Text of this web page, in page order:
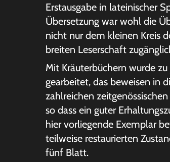
Erstausgabe in lateinischer
Übersetzung war wohl die
nicht nur dem kleinen Kreis
breiten Leserschaft
Mit Kräuterbüchern wurde
gearbeitet, das beweisen in
zahlreichen
so dass ein guter
hier vorliegende Exemplar
teilweise restaurierten
fünf Blatt.